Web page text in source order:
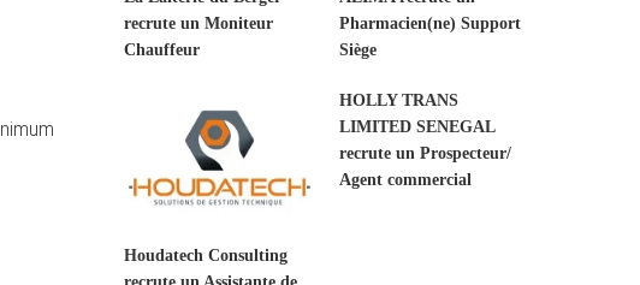
recrute un Moniteur
Chauffeur
Pharmacien(ne) Support
Siège
Houdatech Consulting
HOLLY TRANS
LIMITED SENEGAL
recrute un Prospecteur/
Agent commercial